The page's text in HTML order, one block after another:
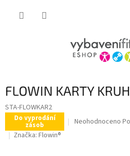
FLOWIN KARTY
STA-FLOWKAR2
Do vyprodání
zásob
Průměrné
Neohodnoceno
Značka: Flowin®